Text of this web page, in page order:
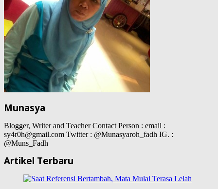
Munasya
Blogger, Writer and Teacher Contact Person : email :
sy4r0h@gmail.com Twitter : @Munasyaroh_fadh IG. :
@Muns_Fadh
Artikel Terbaru